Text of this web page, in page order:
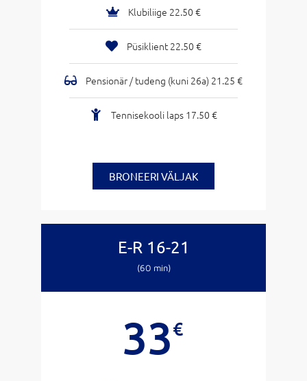
Klubiliige 22.50 €
Püsiklient 22.50 €
Pensionär / tudeng (kuni 26a) 21.25 €
Tennisekooli laps 17.50 €
BRONEERI VÄLJAK
E-R 16-21
(60 min)
33€